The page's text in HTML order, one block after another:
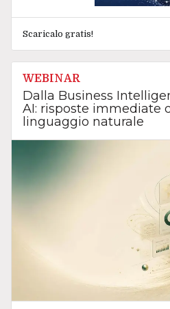
Scaricalo gratis!
WEBINAR
Dalla Business
AI: risposte immediate
linguaggio naturale